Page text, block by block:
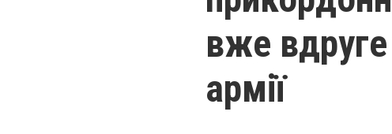
вже вдруге
армії